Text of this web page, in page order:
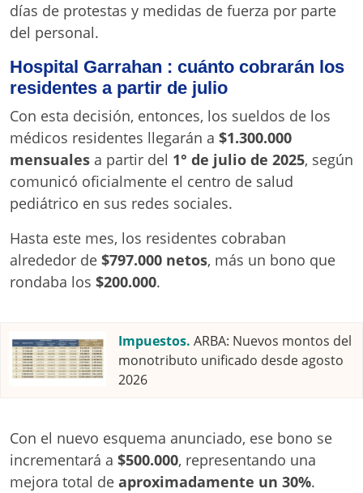
días de protestas y medidas de fuerza por parte
del personal.
Hospital Garrahan : cuánto cobrarán los
residentes a partir de julio
Con esta decisión, entonces, los sueldos de los
médicos residentes llegarán a $1.300.000
mensuales a partir del 1° de julio de 2025, según
comunicó oficialmente el centro de salud
pediátrico en sus redes sociales.
Hasta este mes, los residentes cobraban
alrededor de $797.000 netos, más un bono que
rondaba los $200.000.
Impuestos. ARBA: Nuevos montos del
monotributo unificado desde agosto
2026
Con el nuevo esquema anunciado, ese bono se
incrementará a $500.000, representando una
mejora total de aproximadamente un 30%.